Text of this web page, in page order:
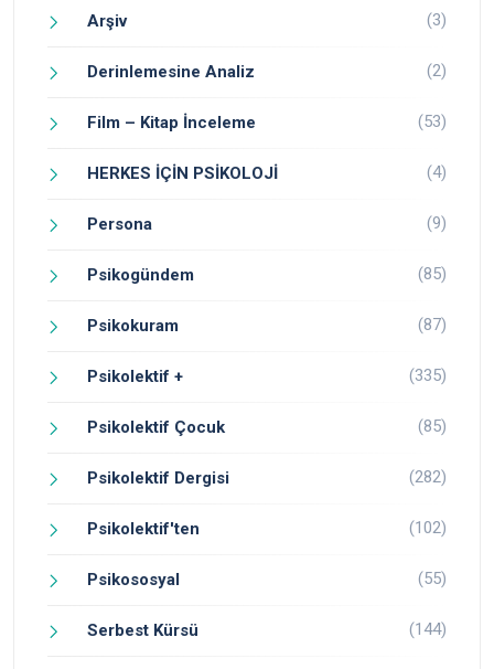
Arşiv (3)
Derinlemesine Analiz (2)
Film – Kitap İnceleme (53)
HERKES İÇİN PSİKOLOJİ (4)
Persona (9)
Psikogündem (85)
Psikokuram (87)
Psikolektif + (335)
Psikolektif Çocuk (85)
Psikolektif Dergisi (282)
Psikolektif'ten (102)
Psikososyal (55)
Serbest Kürsü (144)